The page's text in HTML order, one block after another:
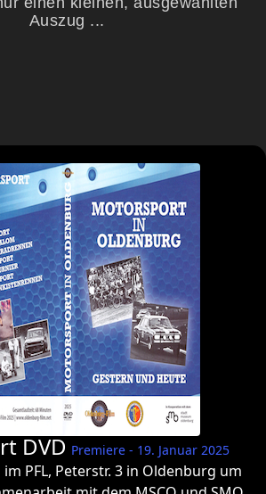
Auszug ...
DVD Premiere - 19. Januar 2025
PFL, Peterstr. 3 in Oldenburg um